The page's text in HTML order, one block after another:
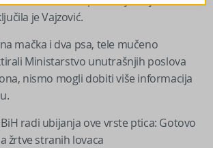
je Vajzović.
mačka i dva psa, tele mučeno
Ministarstvo unutrašnjih poslova
nismo mogli dobiti više informacija
radi ubijanja ove vrste ptica: Gotovo
žrtve stranih lovaca